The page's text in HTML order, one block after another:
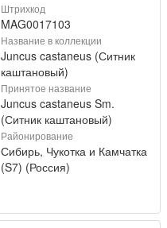
Штрихкод
MAG0017103
Название в коллекции
Juncus castaneus (Ситник
каштановый)
Принятое название
Juncus castaneus Sm.
(Ситник каштановый)
Районирование
Сибирь, Чукотка и Камчатка
(S7) (Россия)